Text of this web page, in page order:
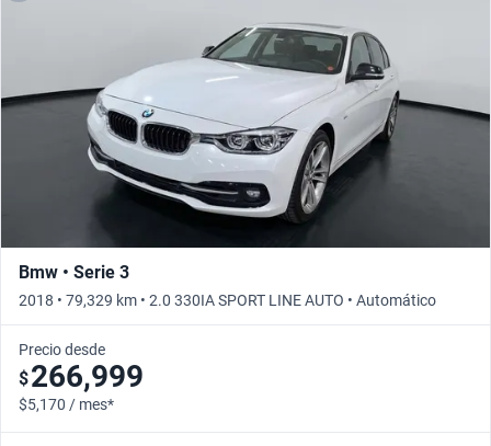
Bmw • Serie 3
2018 • 79,329 km • 2.0 330IA SPORT LINE AUTO • Automático
Precio desde
$266,999
$5,170 / mes*